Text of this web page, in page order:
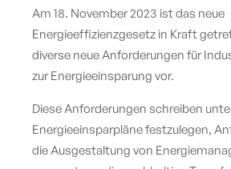
Am 18. November 2023 ist das neue
Energieeffizienzgesetz in Kraft
diverse neue Anforderungen für
zur Energieeinsparung vor.
Diese Anforderungen schreiben
Energieeinsparpläne festzulegen,
die Ausgestaltung von